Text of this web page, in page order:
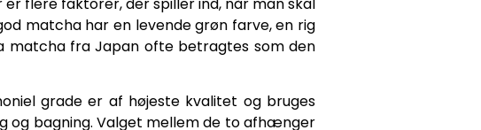
matcha har en levende grøn farve, en rig
matcha fra Japan ofte betragtes som den
grade er af højeste kvalitet og bruges
og bagning. Valget mellem de to afhænger